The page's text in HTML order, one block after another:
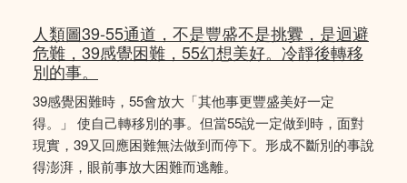
人類圖39-55通道，不是豐盛不是挑釁，是迴避
危難，39感覺困難，55幻想美好。冷靜後轉移
別的事。
39感覺困難時，55會放大「其他事更豐盛美好一定
得。」 使自己轉移別的事。但當55說一定做到時，面對
現實，39又回應困難無法做到而停下。形成不斷別的事說
得澎湃，眼前事放大困難而逃離。